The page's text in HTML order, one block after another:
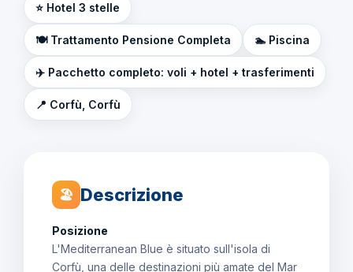
⭐ Hotel 3 stelle
🍽️ Trattamento Pensione Completa 🏊 Piscina
✈️ Pacchetto completo: voli + hotel + trasferimenti
📍 Corfù, Corfù
🏖 Descrizione
Posizione
L'Mediterranean Blue è situato sull'isola di
Corfù, una delle destinazioni più amate del Mar